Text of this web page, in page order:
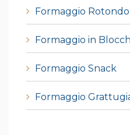
Formaggio Rotondo
Formaggio in
Formaggio Snack
Formaggio